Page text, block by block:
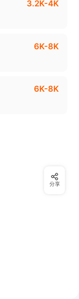
3.2K-4K
6K-8K
6K-8K
分享